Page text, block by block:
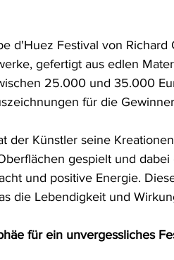
d'Huez Festival von
gefertigt aus edlen
25.000 und 35.000
für die
der Künstler seine
gespielt und
und positive Energie.
die Lebendigkeit und
für ein unvergessliches